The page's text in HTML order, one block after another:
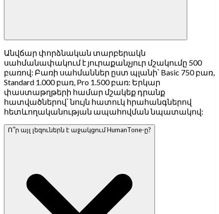
Անվճար փորձնական տարբերակն
սահմանափակում է յուրաքանչյուր մշակումը 500
բառով: Բառի սահմաններ ըստ պլանի՝ Basic 750 բառ,
Standard 1.000 բառ, Pro 1.500 բառ: Երկար
փաստաթղթերի համար մշակեք դրանք
հատվածներով՝ նույն հատուկ հրահանգներով
հետևողականության ապահովման նպատակով:
Ո՞ր այլ լեզուներն է աջակցում HumanTone-ը?